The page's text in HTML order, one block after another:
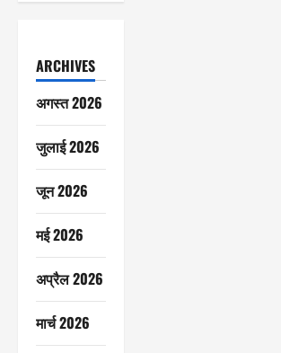
ARCHIVES
अगस्त 2026
जुलाई 2026
जून 2026
मई 2026
अप्रैल 2026
मार्च 2026